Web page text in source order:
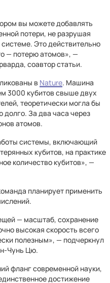
вы можете добавлять
потери, не разрушая
Это действительно
— потерю атомов», —
соавтор статьи.
в Nature. Машина
3000 кубитов свыше двух
теоретически могла бы
долго. За два часа через
атомов.
системы, включающий
кубитов, на практике
количество кубитов», —
планирует применить
— масштаб, сохранение
высокая скорость всего
полезным», — подчеркнул
Чунь Цю.
фланг современной науки,
достижение